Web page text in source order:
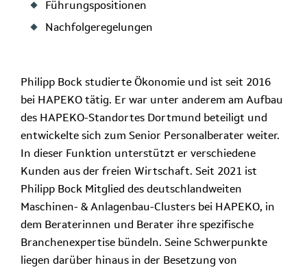
Führungspositionen
Nachfolgeregelungen
Philipp Bock studierte Ökonomie und ist seit 2016
bei HAPEKO tätig. Er war unter anderem am Aufbau
des HAPEKO-Standortes Dortmund beteiligt und
entwickelte sich zum Senior Personalberater weiter.
In dieser Funktion unterstützt er verschiedene
Kunden aus der freien Wirtschaft. Seit 2021 ist
Philipp Bock Mitglied des deutschlandweiten
Maschinen- & Anlagenbau-Clusters bei HAPEKO, in
dem Beraterinnen und Berater ihre spezifische
Branchenexpertise bündeln. Seine Schwerpunkte
liegen darüber hinaus in der Besetzung von